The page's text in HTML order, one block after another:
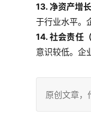
13. 净资产增
于行业水平。
14. 社会责任
意识较低。企
原创文章